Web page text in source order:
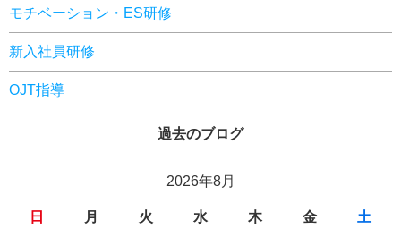
モチベーション・ES研修
新入社員研修
OJT指導
過去のブログ
2026年8月
日 月 火 水 木 金 土